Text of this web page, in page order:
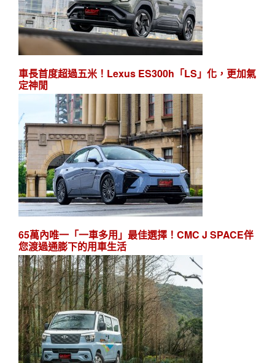
車長首度超過五米！Lexus ES300h「LS」化，更加氣
定神閒
65萬內唯一「一車多用」最佳選擇！CMC J SPACE伴
您渡過通膨下的用車生活